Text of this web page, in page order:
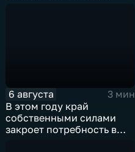
6 августа
3 мин
В этом году край
собственными силами
закроет потребность в